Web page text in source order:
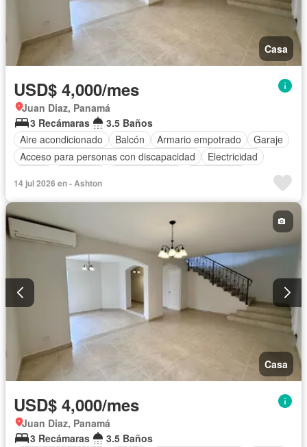
Casa
USD$ 4,000/mes
Juan Diaz, Panamá
3 Recámaras
3.5 Baños
Aire acondicionado
Balcón Armario empotrado
Garaje
Acceso para personas con discapacidad
Electricidad
Vista panorámica
Agua
14 jul 2026 en - Ashton
Casa
USD$ 4,000/mes
Juan Diaz, Panamá
3 Recámaras
3.5 Baños